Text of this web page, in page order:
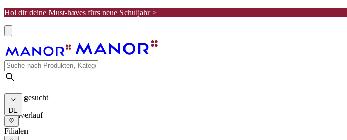
Hol dir deine Must-haves fürs neue Schuljahr >
Meist gesucht
Suchverlauf
DE
Filialen